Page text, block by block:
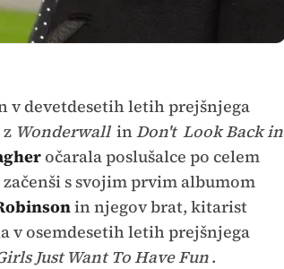
v devetdesetih letih prejšnjega
Wonderwall inDon't Look Back in
očarala poslušalce po celem
s svojim prvim albumom
in njegov brat, kitarist
v osemdesetih letih prejšnjega
Just Want To Have Fun.